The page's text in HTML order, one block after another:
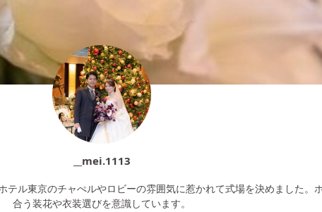
__mei.1113
ル東京のチャぺルやロビーの雰囲気に惹かれて式場を決めました。
合う装花や衣装選びを意識しています。